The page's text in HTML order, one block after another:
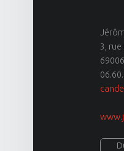
3, rue